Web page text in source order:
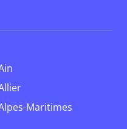
Ain
Allier
Alpes-Maritimes